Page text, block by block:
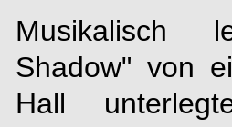
Musikalisch
Shadow" von
Hall